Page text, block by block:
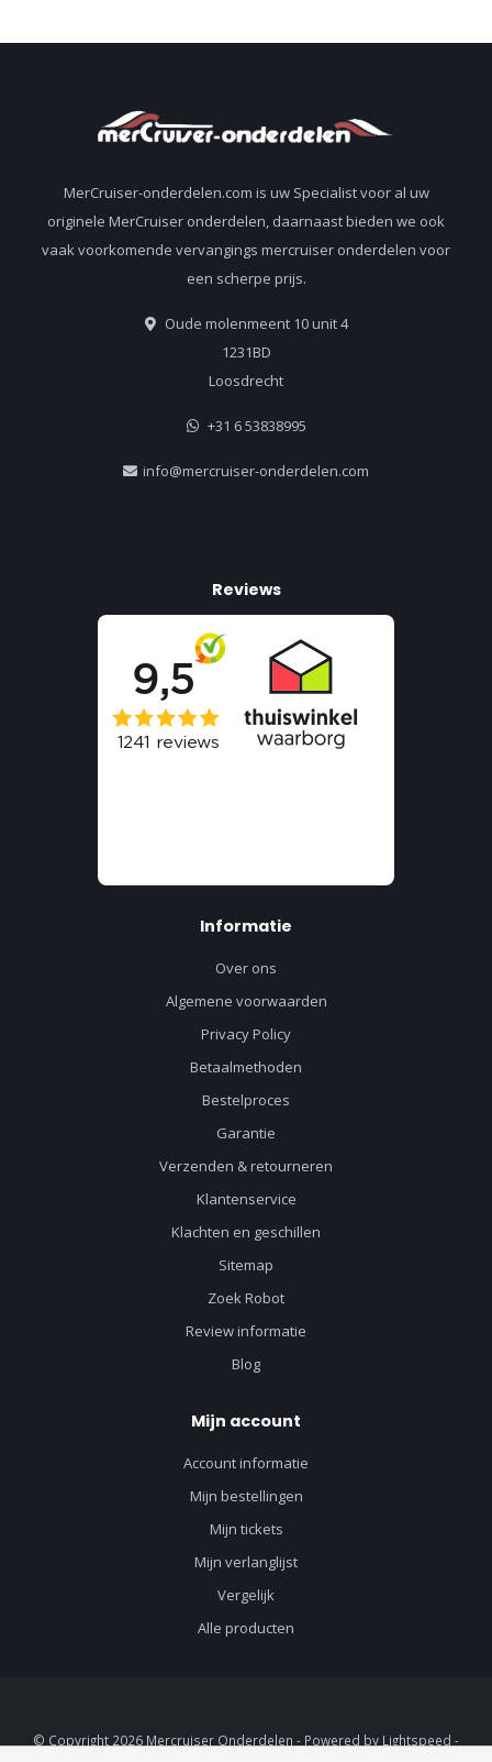
MerCruiser-onderdelen.com is uw Specialist voor al uw
originele MerCruiser onderdelen, daarnaast bieden we ook
vaak voorkomende vervangings mercruiser onderdelen voor
een scherpe prijs.
Oude molenmeent 10 unit 4
1231BD
Loosdrecht
+31 6 53838995
info@mercruiser-onderdelen.com
Reviews
Informatie
Over ons
Algemene voorwaarden
Privacy Policy
Betaalmethoden
Bestelproces
Garantie
Verzenden & retourneren
Klantenservice
Klachten en geschillen
Sitemap
Zoek Robot
Review informatie
Blog
Mijn account
Account informatie
Mijn bestellingen
Mijn tickets
Mijn verlanglijst
Vergelijk
Alle producten
© Copyright 2026 Mercruiser Onderdelen - Powered by Lightspeed -